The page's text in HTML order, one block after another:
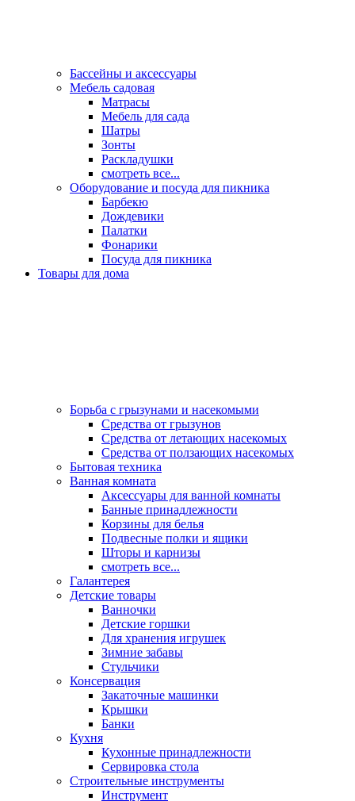
Бассейны и аксессуары
Мебель садовая
Матрасы
Мебель для сада
Шатры
Зонты
Раскладушки
смотреть все...
Оборудование и посуда для пикника
Барбекю
Дождевики
Палатки
Фонарики
Посуда для пикника
Товары для дома
Борьба с грызунами и насекомыми
Средства от грызунов
Средства от летающих насекомых
Средства от ползающих насекомых
Бытовая техника
Ванная комната
Аксессуары для ванной комнаты
Банные принадлежности
Корзины для белья
Подвесные полки и ящики
Шторы и карнизы
смотреть все...
Галантерея
Детские товары
Ванночки
Детские горшки
Для хранения игрушек
Зимние забавы
Стульчики
Консервация
Закаточные машинки
Крышки
Банки
Кухня
Кухонные принадлежности
Сервировка стола
Строительные инструменты
Инструмент